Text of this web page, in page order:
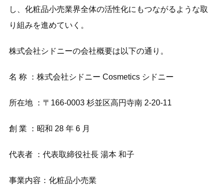
し、化粧品小売業界全体の活性化にもつながるような取
り組みを進めていく。
株式会社シドニーの会社概要は以下の通り。
名 称 ：株式会社シドニー Cosmetics シドニー
所在地 ：〒166-0003 杉並区高円寺南 2-20-11
創 業 ：昭和 28 年 6 月
代表者 ：代表取締役社長 湯本 和子
事業内容：化粧品小売業